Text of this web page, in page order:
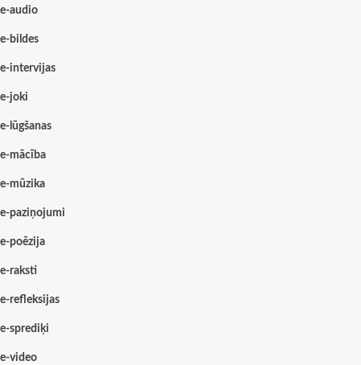
e-audio
e-bildes
e-intervijas
e-joki
e-lūgšanas
e-mācība
e-mūzika
e-paziņojumi
e-poēzija
e-raksti
e-refleksijas
e-sprediķi
e-video